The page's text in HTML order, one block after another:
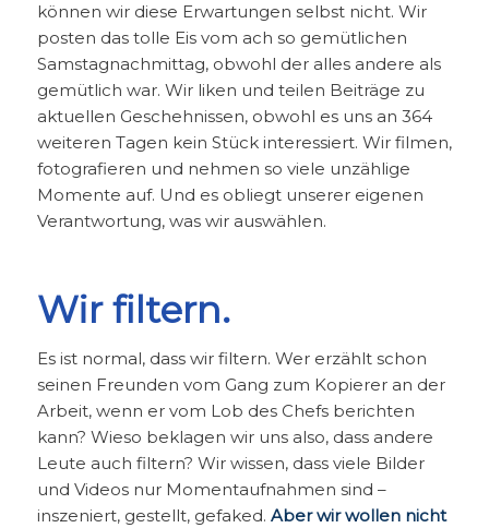
können wir diese Erwartungen selbst nicht. Wir
posten das tolle Eis vom ach so gemütlichen
Samstagnachmittag, obwohl der alles andere als
gemütlich war. Wir liken und teilen Beiträge zu
aktuellen Geschehnissen, obwohl es uns an 364
weiteren Tagen kein Stück interessiert. Wir filmen,
fotografieren und nehmen so viele unzählige
Momente auf. Und es obliegt unserer eigenen
Verantwortung, was wir auswählen.
Wir filtern.
Es ist normal, dass wir filtern. Wer erzählt schon
seinen Freunden vom Gang zum Kopierer an der
Arbeit, wenn er vom Lob des Chefs berichten
kann? Wieso beklagen wir uns also, dass andere
Leute auch filtern? Wir wissen, dass viele Bilder
und Videos nur Momentaufnahmen sind –
inszeniert, gestellt, gefaked. Aber wir wollen nicht